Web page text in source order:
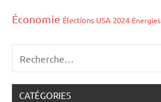
Économie Élections USA 2024 Énergies
CATÉGORIES